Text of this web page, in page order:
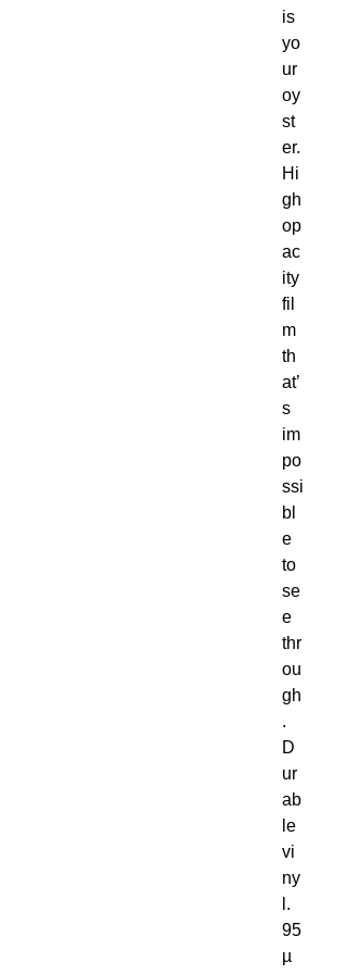
is
yo
ur
oy
st
er.
Hi
gh
op
ac
ity
fil
m
th
at’
s
im
po
ssi
bl
e
to
se
e
thr
ou
gh
.
D
ur
ab
le
vi
ny
l.
95
µ